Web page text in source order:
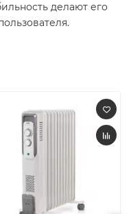
делают его